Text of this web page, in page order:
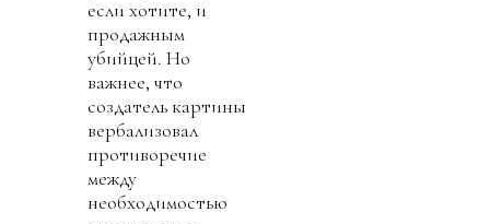
если хотите, и
продажным
убийцей. Но
важнее, что
создатель картины
вербализовал
противоречие
между
необходимостью